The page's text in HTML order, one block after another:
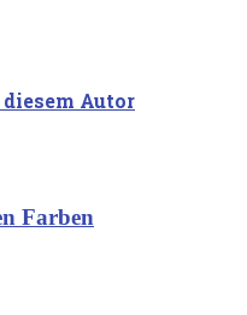
Autor
Farben